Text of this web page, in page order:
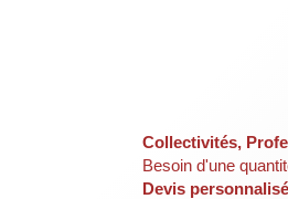
Collectivités,
Besoin d'une
Devis personnalisé